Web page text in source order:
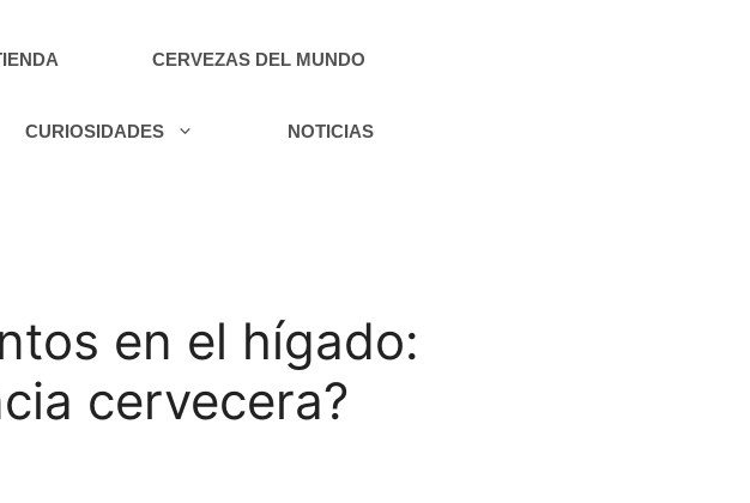
CERVEZAS DEL MUNDO
CURIOSIDADES NOTICIAS
en el hígado:
cervecera?